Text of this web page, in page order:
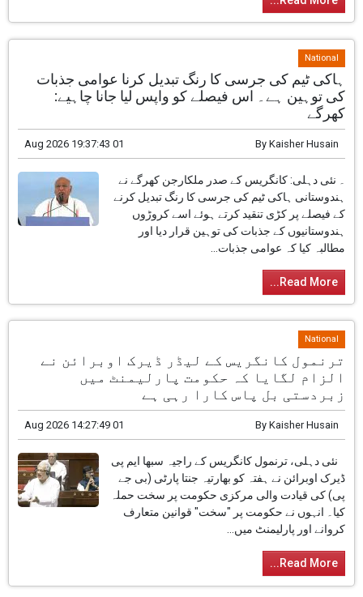
National
ہاکی ٹیم کی جرسی کا رنگ تبدیل کرنا عوامی جذبات
کی توہین ہے۔ اس فیصلے کو واپس لیا جانا چاہیے:
کھرگے
01 Aug 2026 19:37:43 By Kaisher Husain
۔ نئی دہلی: کانگریس کے صدر ملکارجن کھرگے نے
ہندوستانی ہاکی ٹیم کی جرسی کا رنگ تبدیل کرنے
کے فیصلے پر کڑی تنقید کرتے ہوئے اسے کروڑوں
ہندوستانیوں کے جذبات کی توہین قرار دیا اور
مطالبہ کیا کہ عوامی جذبات...
Read More...
National
ترنمول کانگریس کے لیڈر ڈیرک اوبرائن نے
الزام لگایا کہ حکومت پارلیمنٹ میں
زبردستی بل پاس کارا رہی ہے
01 Aug 2026 14:27:49 By Kaisher Husain
نئی دہلی، ترنمول کانگریس کے راجیہ سبھا ایم پی
ڈیرک اوبرائن نے ہفتہ کو بھارتیہ جنتا پارٹی (بی جے
پی) کی قیادت والی مرکزی حکومت پر سخت حملہ
کیا۔ انہوں نے حکومت پر "سخت" قوانین متعارف
کروانے اور پارلیمنٹ میں...
Read More...